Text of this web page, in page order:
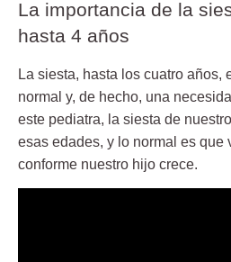
La importancia de la
hasta 4 años
La siesta, hasta los cuatro años,
normal y, de hecho, una
este pediatra, la siesta de
esas edades, y lo normal es que
conforme nuestro hijo crece.